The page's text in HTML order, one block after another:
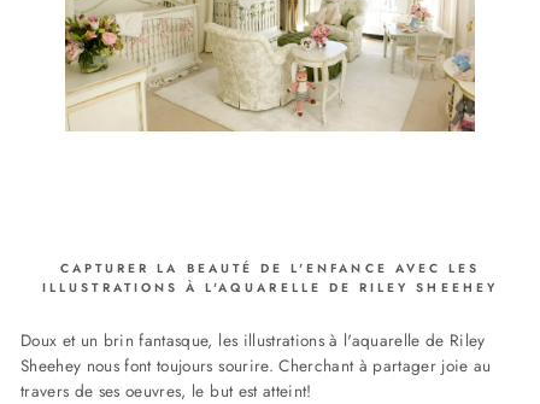
CAPTURER LA BEAUTÉ DE L'ENFANCE AVEC LES
ILLUSTRATIONS À L'AQUARELLE DE RILEY SHEEHEY
Doux et un brin fantasque, les illustrations à l'aquarelle de Riley
Sheehey nous font toujours sourire. Cherchant à partager joie au
travers de ses oeuvres, le but est atteint!